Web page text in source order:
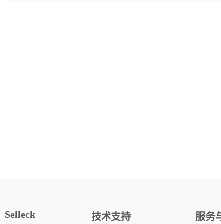
Selleck 技术支持 服务